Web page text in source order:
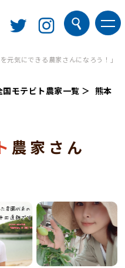
元気にできる農家さんになろう！」
国モテビト農家一覧 熊本
農家さん